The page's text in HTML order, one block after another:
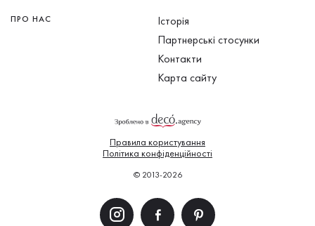
ПРО НАС
Історія
Партнерські стосунки
Контакти
Карта сайту
Правила користування
Політика конфіденційності
© 2013-2026